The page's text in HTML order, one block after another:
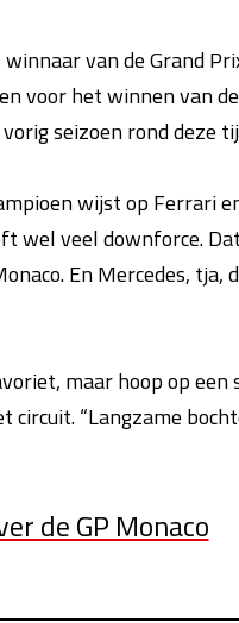
van de Grand
voor het winnen van
seizoen rond deze
wijst op Ferrari
wel veel downforce.
En Mercedes, tja,
maar hoop op
circuit. “Langzame
de GP Monaco